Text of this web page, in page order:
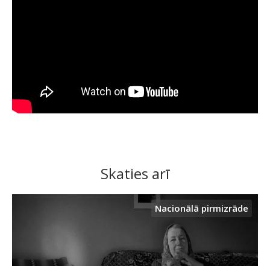
Skaties arī
Nacionālā pirmizrāde